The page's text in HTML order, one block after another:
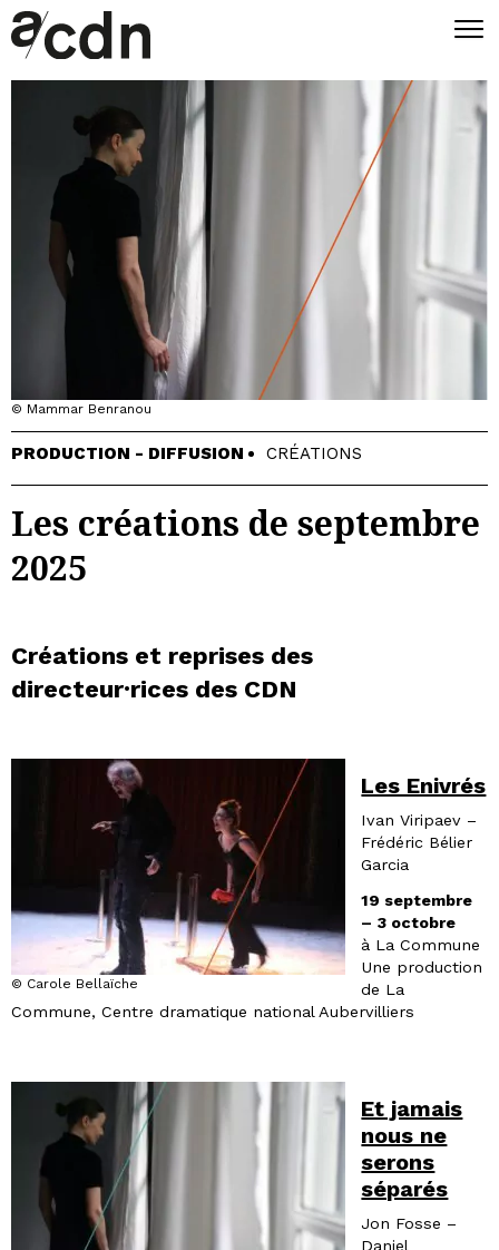
© Mammar Benranou
PRODUCTION - DIFFUSION CRÉATIONS
Les créations de septembre
2025
Créations et reprises des
directeur·rices des CDN
© Carole Bellaïche
Les Enivrés
Ivan Viripaev –
Frédéric Bélier
Garcia
19 septembre
– 3 octobre
à La Commune
Une production
de La
Commune, Centre dramatique national Aubervilliers
Et jamais
nous ne
serons
séparés
Jon Fosse –